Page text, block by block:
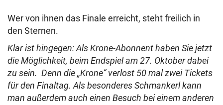
Wer von ihnen das Finale erreicht, steht freilich in
den Sternen.
Klar ist hingegen: Als Krone-Abonnent haben Sie jetzt
die Möglichkeit, beim Endspiel am 27. Oktober dabei
zu sein. Denn die „Krone“ verlost 50 mal zwei Tickets
für den Finaltag. Als besonderes Schmankerl kann
man außerdem auch einen Besuch bei einem anderen